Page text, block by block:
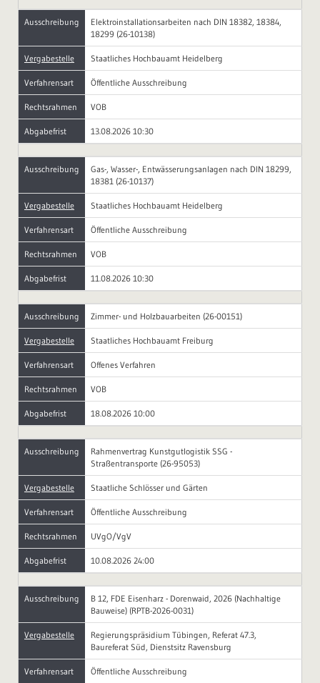
Ausschreibung
Elektroinstallationsarbeiten nach DIN 18382, 18384,
18299 (26-10138)
Vergabestelle Staatliches Hochbauamt Heidelberg
Verfahrensart Öffentliche Ausschreibung
Rechtsrahmen VOB
Abgabefrist 13.08.2026 10:30
Ausschreibung
Gas-, Wasser-, Entwässerungsanlagen nach DIN 18299,
18381 (26-10137)
Vergabestelle Staatliches Hochbauamt Heidelberg
Verfahrensart Öffentliche Ausschreibung
Rechtsrahmen VOB
Abgabefrist 11.08.2026 10:30
Ausschreibung Zimmer- und Holzbauarbeiten (26-00151)
Vergabestelle Staatliches Hochbauamt Freiburg
Verfahrensart Offenes Verfahren
Rechtsrahmen VOB
Abgabefrist 18.08.2026 10:00
Ausschreibung
Rahmenvertrag Kunstgutlogistik SSG -
Straßentransporte (26-95053)
Vergabestelle Staatliche Schlösser und Gärten
Verfahrensart Öffentliche Ausschreibung
Rechtsrahmen UVgO/VgV
Abgabefrist 10.08.2026 24:00
Ausschreibung
B 12, FDE Eisenharz - Dorenwaid, 2026 (Nachhaltige
Bauweise) (RPTB-2026-0031)
Vergabestelle
Regierungspräsidium Tübingen, Referat 47.3,
Baureferat Süd, Dienstsitz Ravensburg
Verfahrensart Öffentliche Ausschreibung